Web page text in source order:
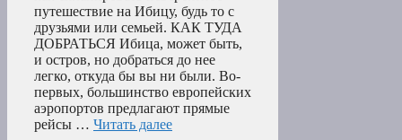
путешествие на Ибицу, будь то с
друзьями или семьей. КАК ТУДА
ДОБРАТЬСЯ Ибица, может быть,
и остров, но добраться до нее
легко, откуда бы вы ни были. Во-
первых, большинство европейских
аэропортов предлагают прямые
рейсы … Читать далее